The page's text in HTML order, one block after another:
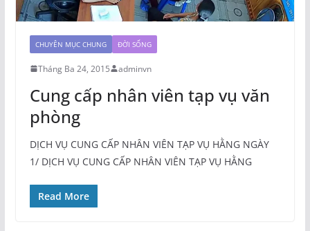
CHUYÊN MỤC CHUNG ĐỜI SỐNG
Tháng Ba 24, 2015 adminvn
Cung cấp nhân viên tạp vụ văn
phòng
DỊCH VỤ CUNG CẤP NHÂN VIÊN TẠP VỤ HẰNG NGÀY
1/ DỊCH VỤ CUNG CẤP NHÂN VIÊN TẠP VỤ HẰNG
Read More